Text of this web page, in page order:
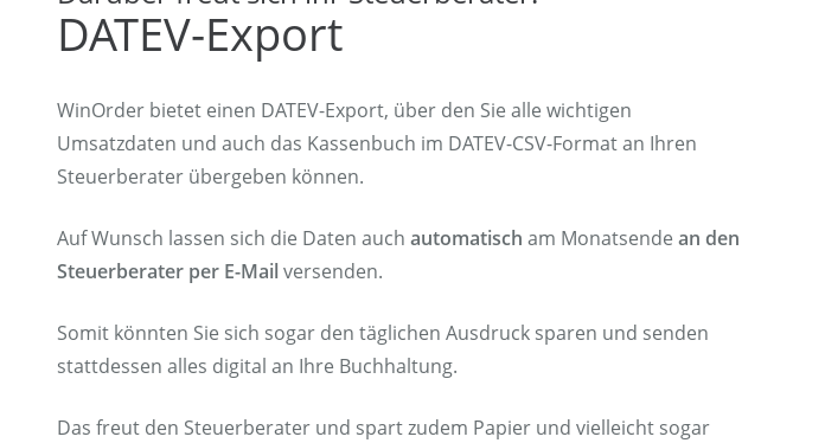
DATEV-Export
WinOrder bietet einen DATEV-Export, über den Sie alle wichtigen
Umsatzdaten und auch das Kassenbuch im DATEV-CSV-Format an Ihren
Steuerberater übergeben können.
Auf Wunsch lassen sich die Daten auch automatisch am Monatsende an den
Steuerberater per E-Mailversenden.
Somit könnten Sie sich sogar den täglichen Ausdruck sparen und senden
stattdessen alles digital an Ihre Buchhaltung.
Das freut den Steuerberater und spart zudem Papier und vielleicht sogar